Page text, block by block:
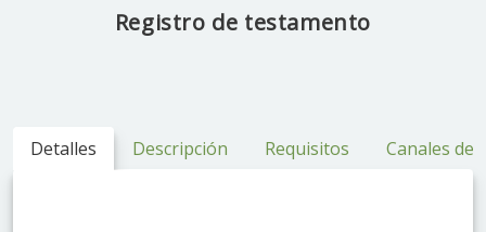
Registro de testamento
Detalles Descripción Requisitos Canales de